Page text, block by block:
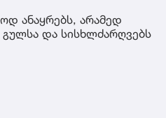
ანაყრებს, არამედ
და სისხლძარღვებს